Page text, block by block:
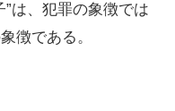
は、犯罪の象徴では
徴である。